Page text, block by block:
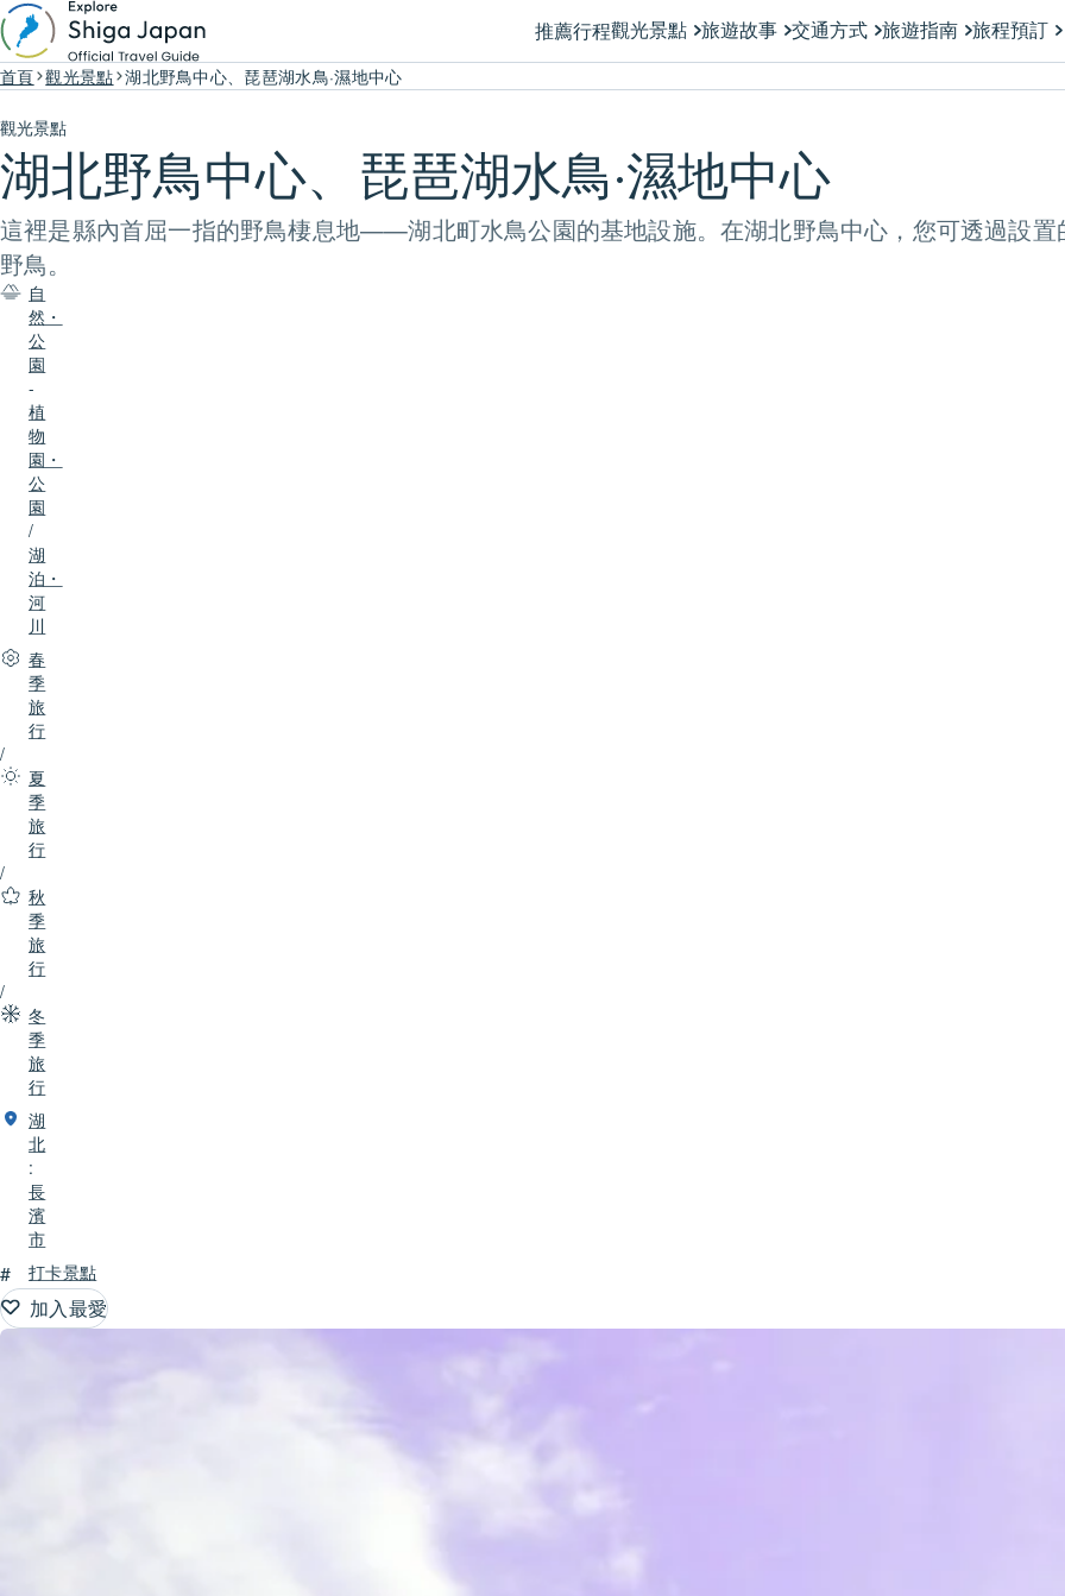
推薦行程觀光景點 旅遊故事 交通方式 旅遊指南 旅程預訂
首頁 觀光景點 湖北野鳥中心、琵琶湖水鳥·濕地中心
觀光景點
湖北野鳥中心、琵琶湖水鳥·濕地中心
這裡是縣內首屈一指的野鳥棲息地——湖北町水鳥公園的基地設施。在湖北野鳥中心，您可透過設
野鳥。
自
然・
公
園
-
植
物
園・
公
園
/
湖
泊・
河
川
春
季
旅
行
/
夏
季
旅
行
/
秋
季
旅
行
/
冬
季
旅
行
湖
北
:
長
濱
市
# 打卡景點
加入最愛